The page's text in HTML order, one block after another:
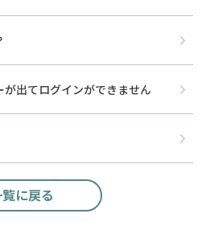
出てログインができません
に戻る